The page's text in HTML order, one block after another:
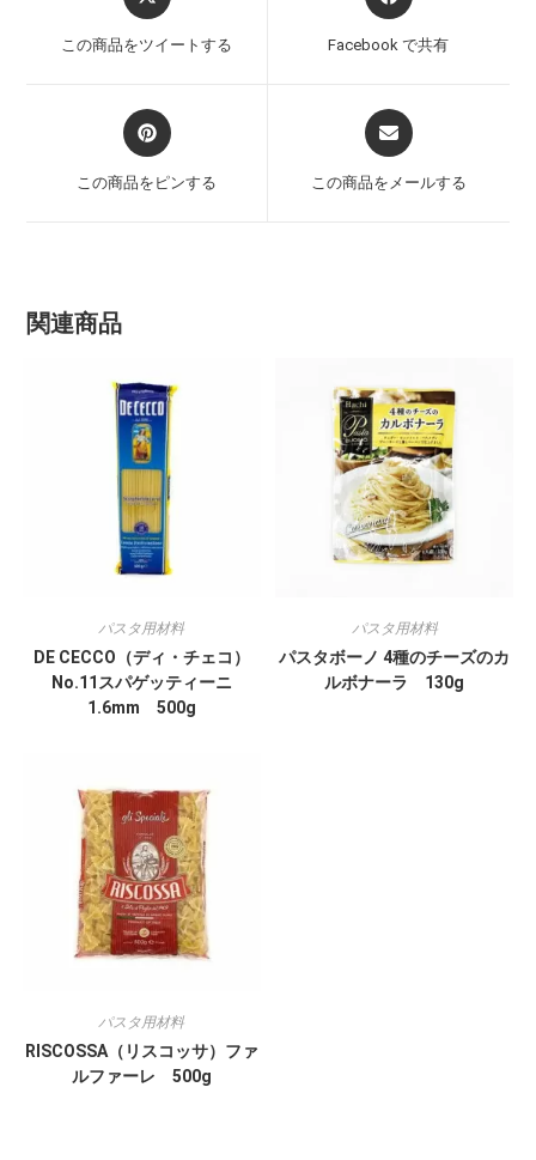
この商品をツイートする Facebook で共有
この商品をピンする この商品をメールする
関連商品
パスタ用材料
DE CECCO（ディ・チェコ）
No.11スパゲッティーニ
1.6mm 500g
パスタ用材料
パスタボーノ 4種のチーズのカ
ルボナーラ 130g
パスタ用材料
RISCOSSA（リスコッサ）ファ
ルファーレ 500g